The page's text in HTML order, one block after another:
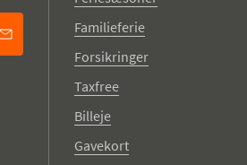
Familieferie
Forsikringer
Taxfree
Billeje
Gavekort